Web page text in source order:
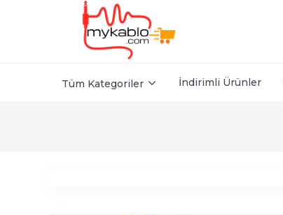
Tüm Kategoriler İndirimli Ürünler